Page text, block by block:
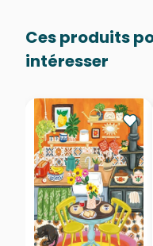
Ces produits
intéresser